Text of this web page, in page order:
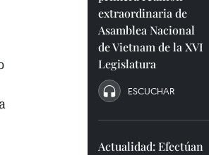
extraordinaria de
Asamblea Nacional
de Vietnam de la XVI
Legislatura
ESCUCHAR
Actualidad: Efectúan